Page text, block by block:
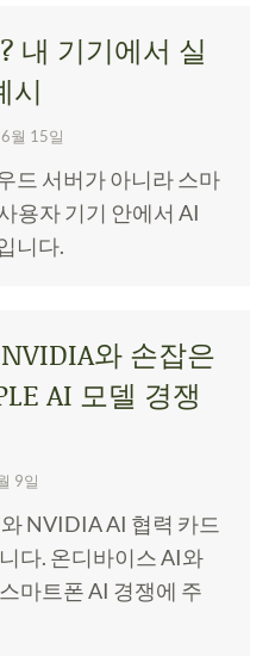
내 기기에서 실
시
월 15일
드 서버가 아니라 스마
용자 기기 안에서 AI
니다.
와 손잡은
AI 모델 경쟁
9일
NVIDIA AI 협력 카드
다. 온디바이스 AI와
마트폰 AI 경쟁에 주